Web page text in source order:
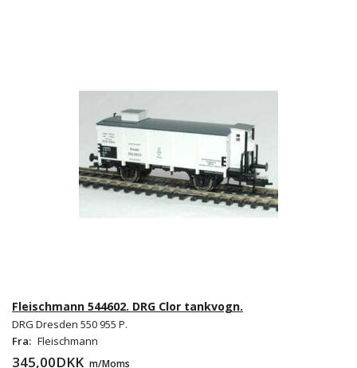
Fleischmann 544602. DRG Clor tankvogn.
DRG Dresden 550 955 P.
Fra: Fleischmann
345,00DKK m/Moms